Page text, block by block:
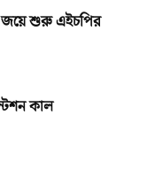
জয়ে শুরু এইচপির
কাল